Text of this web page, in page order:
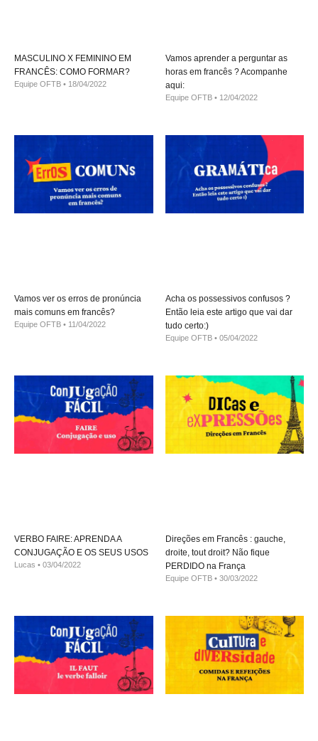
MASCULINO X FEMININO EM
FRANCÊS: COMO FORMAR?
Equipe OFTB 18/04/2022
Vamos aprender a perguntar as
horas em francês ? Acompanhe
aqui:
Equipe OFTB 12/04/2022
Vamos ver os erros de pronúncia
mais comuns em francês?
Equipe OFTB 11/04/2022
Acha os possessivos confusos ?
Então leia este artigo que vai dar
tudo certo:)
Equipe OFTB 05/04/2022
VERBO FAIRE: APRENDA A
CONJUGAÇÃO E OS SEUS USOS
Lucas 03/04/2022
Direções em Francês : gauche,
droite, tout droit? Não fique
PERDIDO na França
Equipe OFTB 30/03/2022